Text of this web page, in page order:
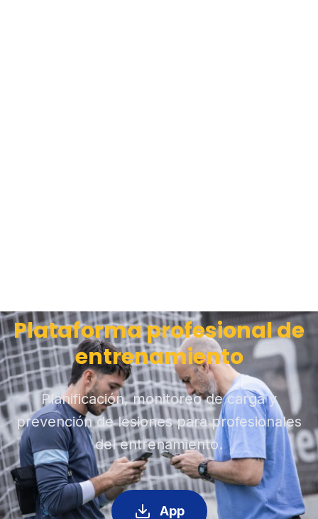
Plataforma profesional de
entrenamiento
Planificación, monitoreo de carga y
prevención de lesiones para profesionales
del entrenamiento.
App